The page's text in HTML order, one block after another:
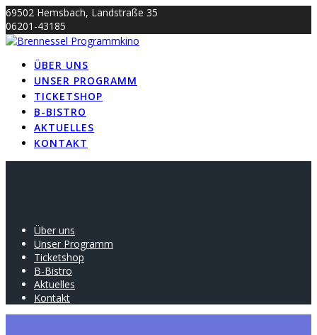
Skip
to
content
69502 Hemsbach, Landstraße 35
06201-43185
info@brennessel-kino.de
ÜBER UNS
UNSER PROGRAMM
TICKETSHOP
B-BISTRO
AKTUELLES
KONTAKT
Über uns
Unser Programm
Ticketshop
B-Bistro
Aktuelles
Kontakt